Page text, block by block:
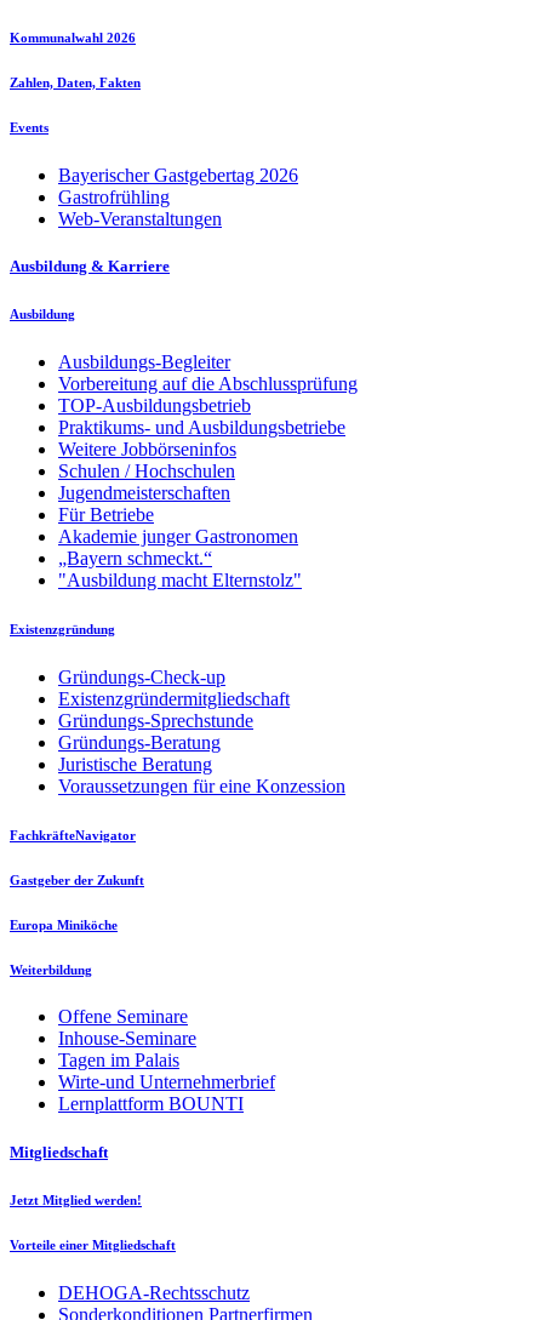
Kommunalwahl 2026
Zahlen, Daten, Fakten
Events
Bayerischer Gastgebertag 2026
Gastrofrühling
Web-Veranstaltungen
Ausbildung & Karriere
Ausbildung
Ausbildungs-Begleiter
Vorbereitung auf die Abschlussprüfung
TOP-Ausbildungsbetrieb
Praktikums- und Ausbildungsbetriebe
Weitere Jobbörseninfos
Schulen / Hochschulen
Jugendmeisterschaften
Für Betriebe
Akademie junger Gastronomen
„Bayern schmeckt.“
"Ausbildung macht Elternstolz"
Existenzgründung
Gründungs-Check-up
Existenzgründermitgliedschaft
Gründungs-Sprechstunde
Gründungs-Beratung
Juristische Beratung
Voraussetzungen für eine Konzession
FachkräfteNavigator
Gastgeber der Zukunft
Europa Miniköche
Weiterbildung
Offene Seminare
Inhouse-Seminare
Tagen im Palais
Wirte-und Unternehmerbrief
Lernplattform BOUNTI
Mitgliedschaft
Jetzt Mitglied werden!
Vorteile einer Mitgliedschaft
DEHOGA-Rechtsschutz
Sonderkonditionen Partnerfirmen